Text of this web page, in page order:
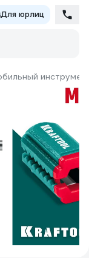
Для юрлиц